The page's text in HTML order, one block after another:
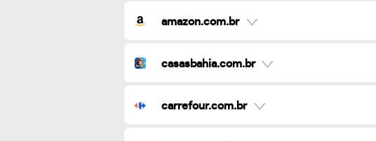
amazon.com.br
casasbahia.com.br
carrefour.com.br